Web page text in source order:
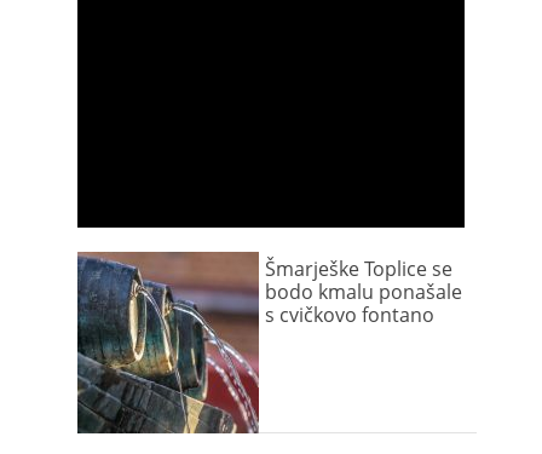
Šmarješke Toplice se
bodo kmalu ponašale
s cvičkovo fontano